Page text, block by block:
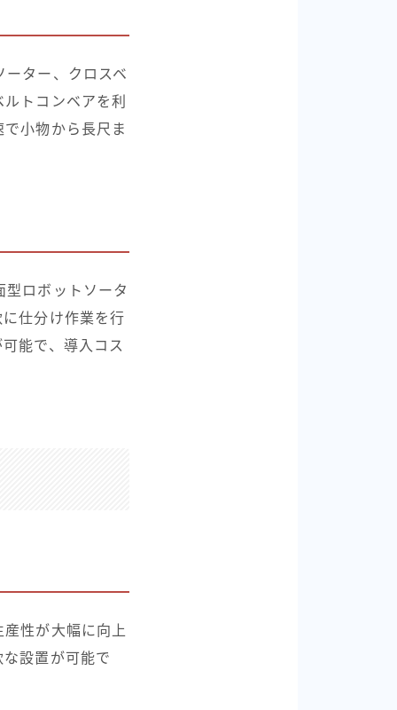
ター、クロスベ
トコンベアを利
小物から長尺ま
ロボットソータ
仕分け作業を行
能で、導入コス
性が大幅に向上
設置が可能で